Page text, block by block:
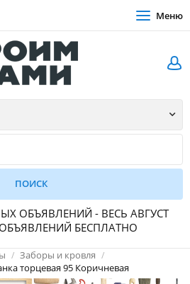
Меню
ОБЪЯВЛЕНИЙ - ВЕСЬ АВГУСТ
БЕСПЛАТНО
Заборы и кровля
торцевая 95 Коричневая